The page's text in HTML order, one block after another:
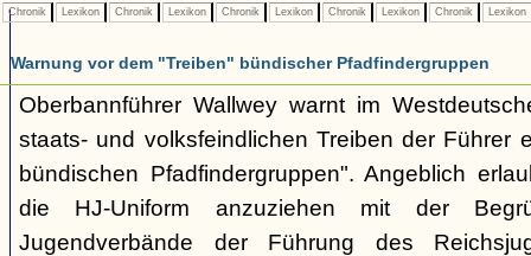
Chronik Lexikon Chronik Lexikon Chronik Lexikon Chronik Lexikon Chronik Lexikon
Warnung vor dem "Treiben" bündischer Pfadfindergruppen
Oberbannführer Wallwey warnt im
staats- und volksfeindlichen Treiben der Führer
bündischen Pfadfindergruppen". Angeblich
die HJ-Uniform anzuziehen mit der
Jugendverbände der Führung des